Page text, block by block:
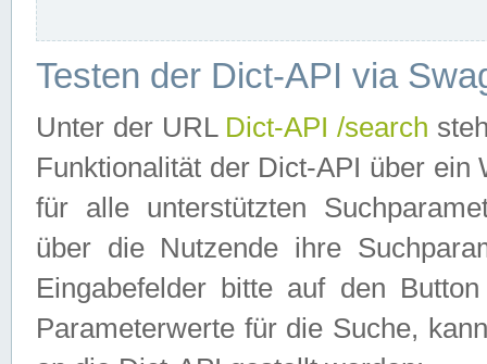
Testen der Dict-API via
Unter der URL Dict-API /search
Funktionalität der Dict-API über
für alle unterstützten
über die Nutzende ihre
Eingabefelder bitte auf den
Parameterwerte für die Suche,